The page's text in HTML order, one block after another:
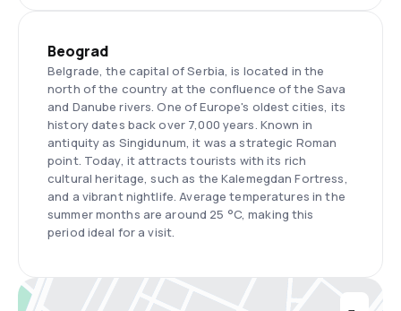
Beograd
Belgrade, the capital of Serbia, is located in the
north of the country at the confluence of the Sava
and Danube rivers. One of Europe's oldest cities, its
history dates back over 7,000 years. Known in
antiquity as Singidunum, it was a strategic Roman
point. Today, it attracts tourists with its rich
cultural heritage, such as the Kalemegdan Fortress,
and a vibrant nightlife. Average temperatures in the
summer months are around 25 °C, making this
period ideal for a visit.